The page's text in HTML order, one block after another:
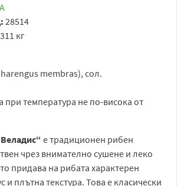
28514
кг
membras), сол.
при температура не по-висока от
е традиционен рибен
чрез внимателно сушене и леко
придава на рибата характерен
и плътна текстура. Това е класически